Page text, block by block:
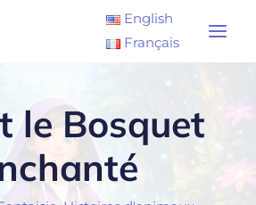
English
Français
le Bosquet